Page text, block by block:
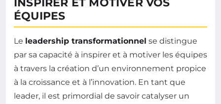
ÉQUIPES
Le leadership transformationnel se distingue
par sa capacité à inspirer et à motiver les équipes
à travers la création d’un environnement propice
à la croissance et à l’innovation. En tant que
leader, il est primordial de savoir catalyser un